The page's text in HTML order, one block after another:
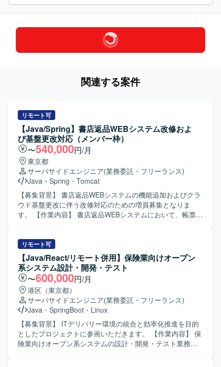
関連する案件
リモート可
【Java/Spring】書店返品WEBシステム改修およ
び基盤更改対応（メンバー枠）
〜540,000円/月
東京都
サーバサイドエンジニア(業務委託・フリーランス)
Java ・ Spring ・ Tomcat
【募集背景】 書店返品WEBシステムの機能追加およびクラ
ウド基盤更改に伴う改修対応のための増員募集となりま
す。 【作業内容】 書店返品WEBシステムにおいて、帳票出
ートへの分岐追加を中心とした軽微改修を行い、既存Java
／Springシステムの改修からテストまでを単独で遂行して
いただきます。案件Bではクラウド基盤切り替えに伴うPoC
後の改修およびテスト工程を担当し、併せて調査、解析、
トラブルシュート業務にも対応していただきます。 【求め
る人物像】 与えられたタスクを責任感を持ってやり遂げる
ことができる方を求めています。既存システムの仕様をキ
ャッチアップし、自ら調査しながら課題解決に取り組める
方です。チームメンバーやリーダーと連携しながら円滑に
コミュニケーションを取れる方です。 【ポジションの魅
力】 既存Java／Springシステムの改修からテストまで一連
リモート可
【Java/React/リモート併用】保険業向けオープン
系システム設計・開発・テスト
〜600,000円/月
港区（東京都）
サーバサイドエンジニア(業務委託・フリーランス)
Java ・ SpringBoot ・ Linux
【募集背景】 ITデリバリー環境の統合と効率化推進を目的
としたプロジェクトに参画いただきます。 【作業内容】 保
険業向けオープン系システムの設計・開発・テスト業務を